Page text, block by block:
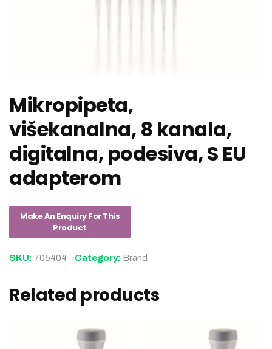
Mikropipeta,
višekanalna, 8 kanala,
digitalna, podesiva, S EU
adapterom
SKU: 705404 Category: Brand
Related products